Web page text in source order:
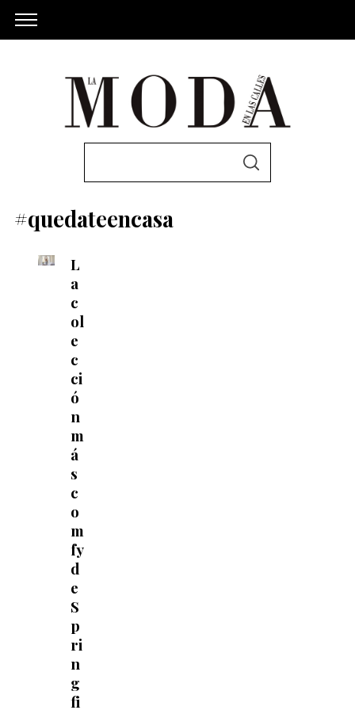
r
r
S
#quedateencasa
L
a
c
ol
e
c
ci
ó
n
m
á
s
c
o
m
fy
d
e
S
p
ri
n
g
fi